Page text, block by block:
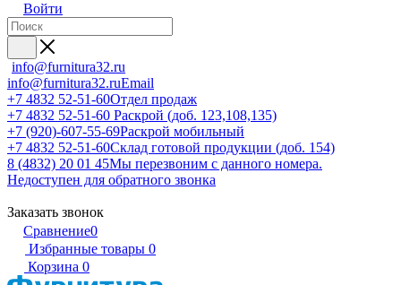
Войти
info@furnitura32.ru
info@furnitura32.ruEmail
+7 4832 52-51-60Отдел продаж
+7 4832 52-51-60 Раскрой (доб. 123,108,135)
+7 (920)-607-55-69Раскрой мобильный
+7 4832 52-51-60Склад готовой продукции (доб. 154)
8 (4832) 20 01 45Мы перезвоним с данного номера.
Недоступен для обратного звонка
Заказать звонок
Сравнение0
Избранные товары 0
Корзина 0